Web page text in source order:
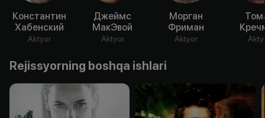
Константин
Хабенский
Aktyor
Джеймс
МакЭвой
Aktyor
Морган
Фриман
Aktyor
Rejissyorning boshqa ishlari